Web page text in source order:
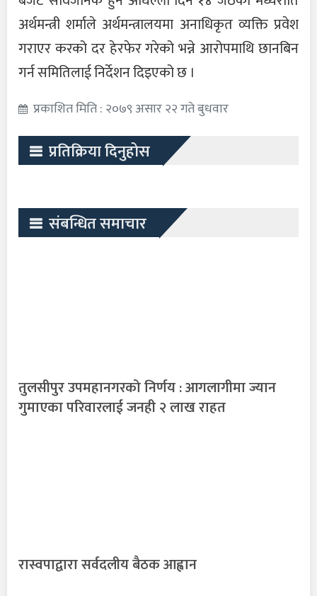
अर्थमन्त्री शर्माले अर्थमन्त्रालयमा अनाधिकृत व्यक्ति प्रवेश
गराएर करको दर हेरफेर गरेको भन्ने आरोपमाथि छानबिन
गर्न समितिलाई निर्देशन दिइएको छ ।
प्रकाशित मिति : २०७९ असार २२ गते बुधवार
प्रतिक्रिया दिनुहोस
संबन्धित समाचार
तुलसीपुर उपमहानगरको निर्णय : आगलागीमा ज्यान
गुमाएका परिवारलाई जनही २ लाख राहत
रास्वपाद्वारा सर्वदलीय बैठक आह्वान